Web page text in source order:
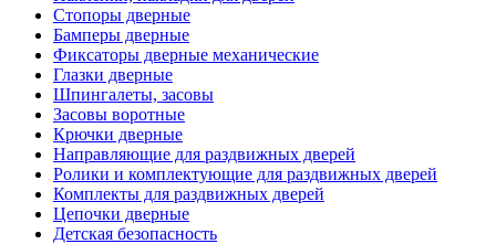
Стопоры дверные
Бамперы дверные
Фиксаторы дверные механические
Глазки дверные
Шпингалеты, засовы
Засовы воротные
Крючки дверные
Направляющие для раздвижных дверей
Ролики и комплектующие для раздвижных дверей
Комплекты для раздвижных дверей
Цепочки дверные
Детская безопасность